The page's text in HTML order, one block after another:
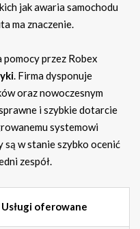
jak awaria samochodu
ma znaczenie.
przez Robex
. Firma dysponuje
oraz nowoczesnym
i szybkie dotarcie
systemowi
są w stanie szybko ocenić
zespół.
Usługi oferowane